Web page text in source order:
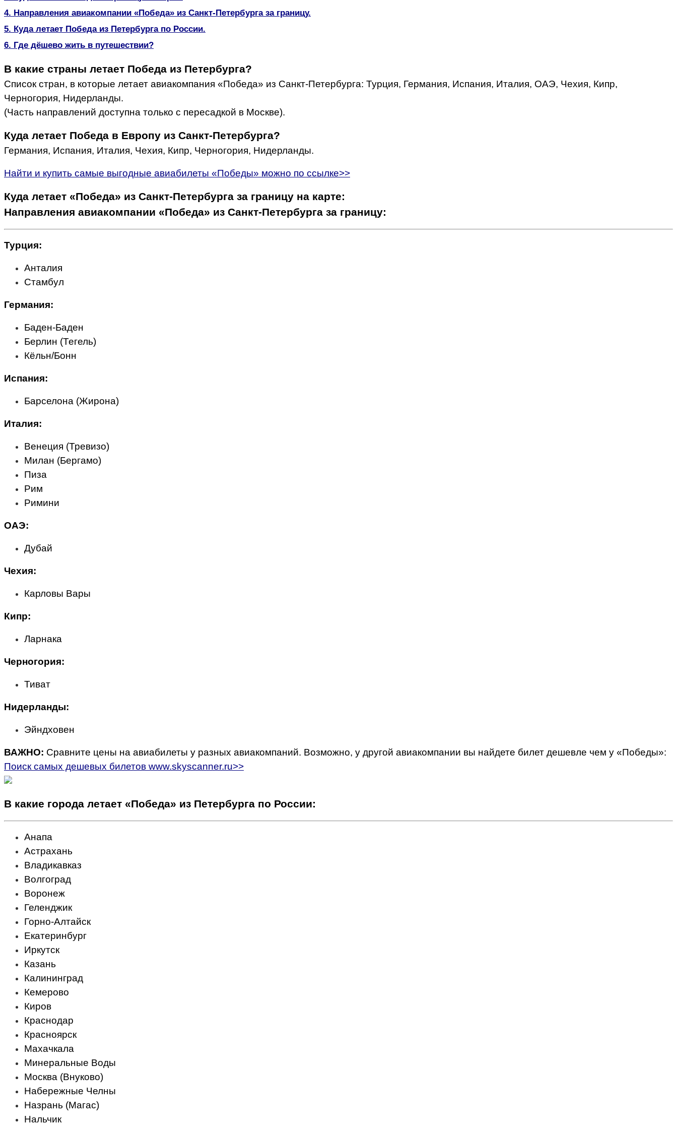
4. Направления авиакомпании «Победа» из Санкт-Петербурга за границу.
5. Куда летает Победа из Петербурга по России.
6. Где дёшево жить в путешествии?
В какие страны летает Победа из Петербурга?
Список стран, в которые летает авиакомпания «Победа» из Санкт-Петербурга: Турция, Германия, Испания, Италия, ОАЭ, Чехия, Кипр,
Черногория, Нидерланды.
(Часть направлений доступна только с пересадкой в Москве).
Куда летает Победа в Европу из Санкт-Петербурга?
Германия, Испания, Италия, Чехия, Кипр, Черногория, Нидерланды.
Найти и купить самые выгодные авиабилеты «Победы» можно по ссылке>>
Куда летает «Победа» из Санкт-Петербурга за границу на карте:
Направления авиакомпании «Победа» из Санкт-Петербурга за границу:
Турция:
Анталия
Стамбул
Германия:
Баден-Баден
Берлин (Тегель)
Кёльн/Бонн
Испания:
Барселона (Жирона)
Италия:
Венеция (Тревизо)
Милан (Бергамо)
Пиза
Рим
Римини
ОАЭ:
Дубай
Чехия:
Карловы Вары
Кипр:
Ларнака
Черногория:
Тиват
Нидерланды:
Эйндховен
ВАЖНО: Сравните цены на авиабилеты у разных авиакомпаний. Возможно, у другой авиакомпании вы найдете билет дешевле чем у «Победы»:
Поиск самых дешевых билетов www.skyscanner.ru>>
В какие города летает «Победа» из Петербурга по России:
Анапа
Астрахань
Владикавказ
Волгоград
Воронеж
Геленджик
Горно-Алтайск
Екатеринбург
Иркутск
Казань
Калининград
Кемерово
Киров
Краснодар
Красноярск
Махачкала
Минеральные Воды
Москва (Внуково)
Набережные Челны
Назрань (Магас)
Нальчик